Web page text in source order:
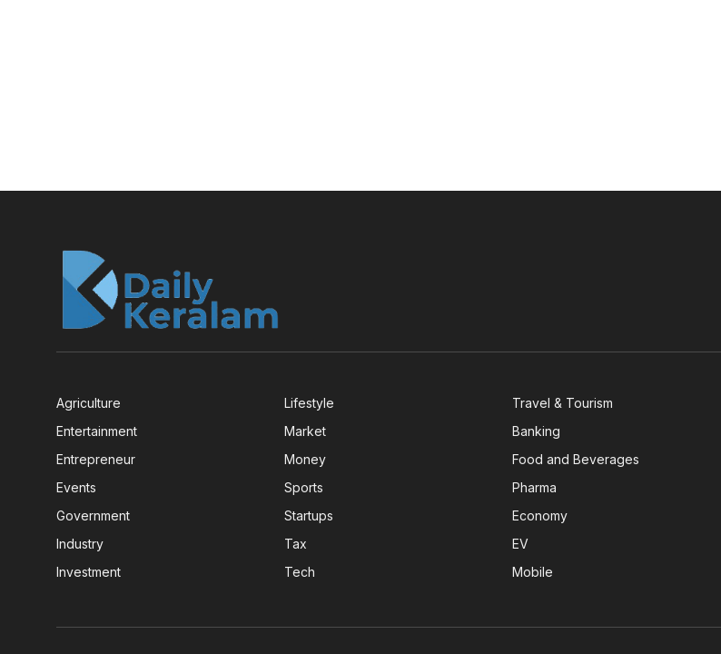
Agriculture
Entertainment
Entrepreneur
Events
Government
Industry
Investment
Lifestyle
Market
Money
Sports
Startups
Tax
Tech
Travel & Tourism
Banking
Food and Beverages
Pharma
Economy
EV
Mobile